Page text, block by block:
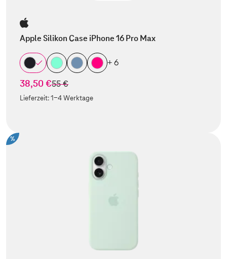
Apple Silikon Case iPhone 16 Pro Max
+ 6
38,50 €statt
55 €
Lieferzeit:1-4 Werktage
%